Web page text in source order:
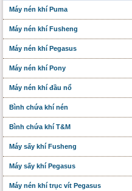
Máy nén khí Puma
Máy nén khí Fusheng
Máy nén khí Pegasus
Máy nén khí Pony
Máy nén khí đầu nổ
Bình chứa khí nén
Bình chứa khí T&M
Máy sấy khí Fusheng
Máy sấy khí Pegasus
Máy nén khí trục vít Pegasus